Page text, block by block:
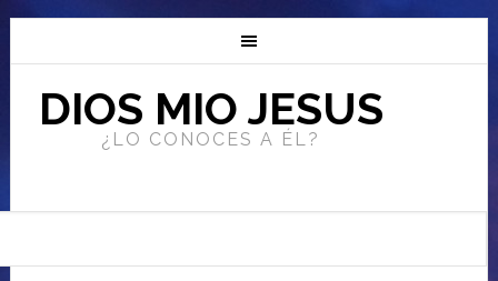
DIOS MIO JESUS
¿LO CONOCES A ÉL?